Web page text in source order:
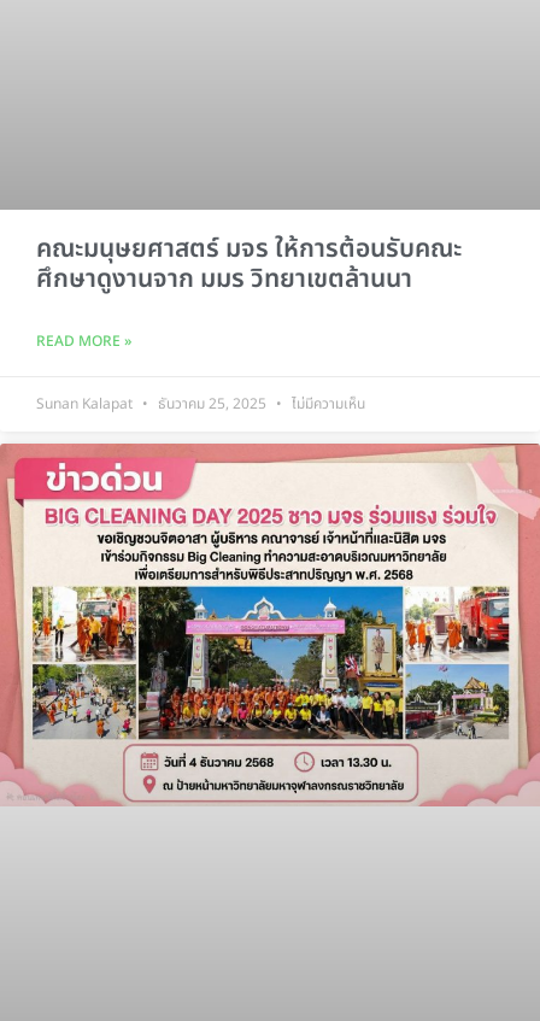
คณะมนุษยศาสตร์ มจร ให้การต้อนรับคณะ
ศึกษาดูงานจาก มมร วิทยาเขตล้านนา
READ MORE »
Sunan Kalapat ธันวาคม 25, 2025 ไม่มีความเห็น